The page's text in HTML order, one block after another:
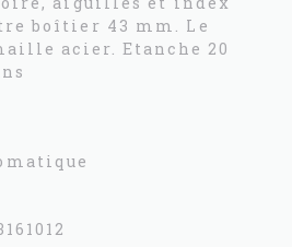
boîtier 43 mm. Le
acier. Etanche 20